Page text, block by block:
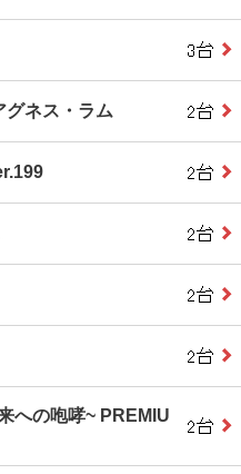
グネス・ラム
への咆哮~ PREMIU